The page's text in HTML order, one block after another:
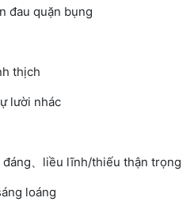
đau quặn bụng
thịch
lười nhác
đáng、liều lĩnh/thiếu thận trọng
loáng